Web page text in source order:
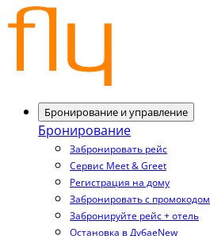
Бронирование и управление
Бронирование
Забронировать рейс
Сервис Meet & Greet
Регистрация на дому
Забронировать с промокодом
Забронируйте рейс + отель
Остановка в ДубаеNew